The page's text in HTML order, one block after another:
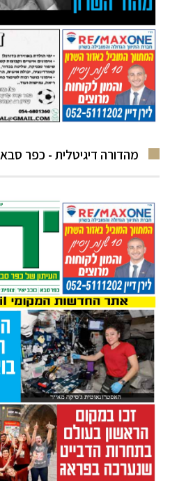
מהדורה דיגיטלית - כפר סבא